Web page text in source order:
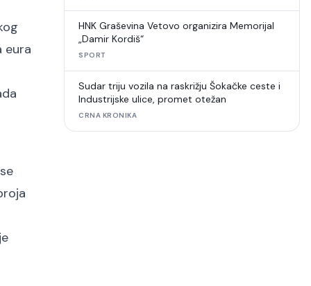
eura
HNK Graševina Vetovo organizira Memorijal
„Damir Kordiš“
SPORT
Sudar triju vozila na raskrižju Šokačke ceste i
Industrijske ulice, promet otežan
CRNA KRONIKA